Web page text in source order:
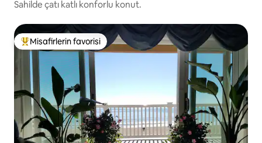
Sahilde çatı katlı konforlu konut.
Misafirlerin favorilerinden en beğenilenler arasında
Misafirlerin favorisi